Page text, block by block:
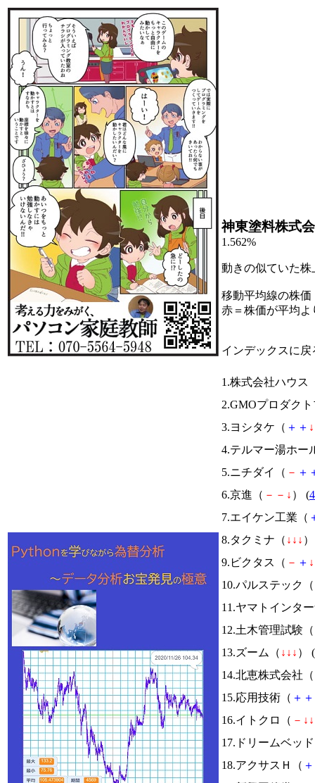
神東塗料株式
1.562%
動きの似ていた
移動平均線の株価
赤＝株価が平均
インデックスに戻
1.株式会社ハウス
2.GMOプロダク
3.ヨシタケ（ ＋ ＋ ↓
4.テルマー湯ホー
5.ニチダイ（ － ＋
6.京進（ － － ↓ ） (
7.エイケン工業（
8.タクミナ（ ↓ ↓ ↓
9.ビクタス（ － ＋ ↓
10.パルステック（
11.ヤマトインタ
12.土木管理試験（
13.ズーム（ ↓ ↓ ↓ ） (
14.北恵株式会社（
15.応用技術（ ＋ ＋
16.イトクロ（ － ↓ ↓
17.ドリームベッ
18.アクサスＨ（ ＋